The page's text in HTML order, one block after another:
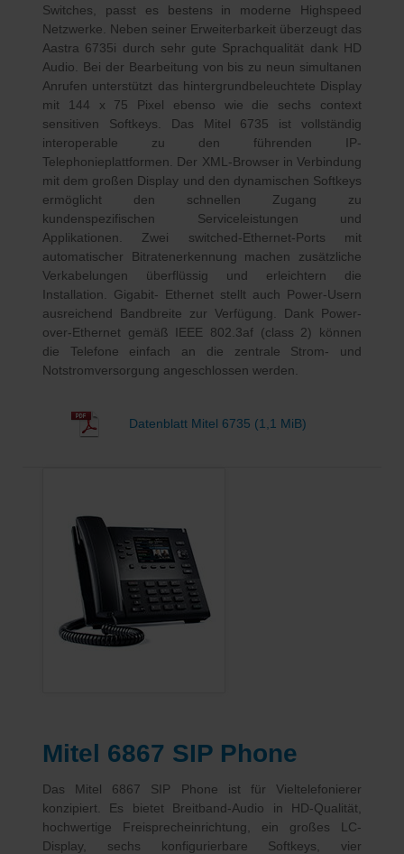
Switches, passt es bestens in moderne Highspeed
Netzwerke. Neben seiner Erweiterbarkeit überzeugt das
Aastra 6735i durch sehr gute Sprachqualität dank HD
Audio. Bei der Bearbeitung von bis zu neun simultanen
Anrufen unterstützt das hintergrundbeleuchtete Display
mit 144 x 75 Pixel ebenso wie die sechs context
sensitiven Softkeys. Das Mitel 6735 ist vollständig
interoperable zu den führenden IP-
Telephonieplattformen. Der XML-Browser in Verbindung
mit dem großen Display und den dynamischen Softkeys
ermöglicht den schnellen Zugang zu
kundenspezifischen Serviceleistungen und
Applikationen. Zwei switched-Ethernet-Ports mit
automatischer Bitratenerkennung machen zusätzliche
Verkabelungen überflüssig und erleichtern die
Installation. Gigabit- Ethernet stellt auch Power-Usern
ausreichend Bandbreite zur Verfügung. Dank Power-
over-Ethernet gemäß IEEE 802.3af (class 2) können
die Telefone einfach an die zentrale Strom- und
Notstromversorgung angeschlossen werden.
Datenblatt Mitel 6735 (1,1 MiB)
Mitel 6867 SIP Phone
Das Mitel 6867 SIP Phone ist für Vieltelefonierer
konzipiert. Es bietet Breitband-Audio in HD-Qualität,
hochwertige Freisprecheinrichtung, ein großes LC-
Display, sechs konfigurierbare Softkeys, vier